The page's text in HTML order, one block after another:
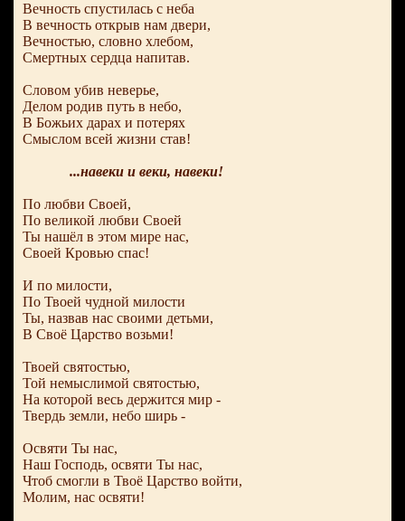
Вечность спустилась с неба
В вечность открыв нам двери,
Вечностью, словно хлебом,
Смертных сердца напитав.
Словом убив неверье,
Делом родив путь в небо,
В Божьих дарах и потерях
Смыслом всей жизни став!
...навеки и веки, навеки!
По любви Своей,
По великой любви Своей
Ты нашёл в этом мире нас,
Своей Кровью спас!
И по милости,
По Твоей чудной милости
Ты, назвав нас своими детьми,
В Своё Царство возьми!
Твоей святостью,
Той немыслимой святостью,
На которой весь держится мир -
Твердь земли, небо ширь -
Освяти Ты нас,
Наш Господь, освяти Ты нас,
Чтоб смогли в Твоё Царство войти,
Молим, нас освяти!